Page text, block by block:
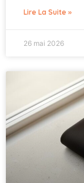
Lire La Suite »
26 mai 2026